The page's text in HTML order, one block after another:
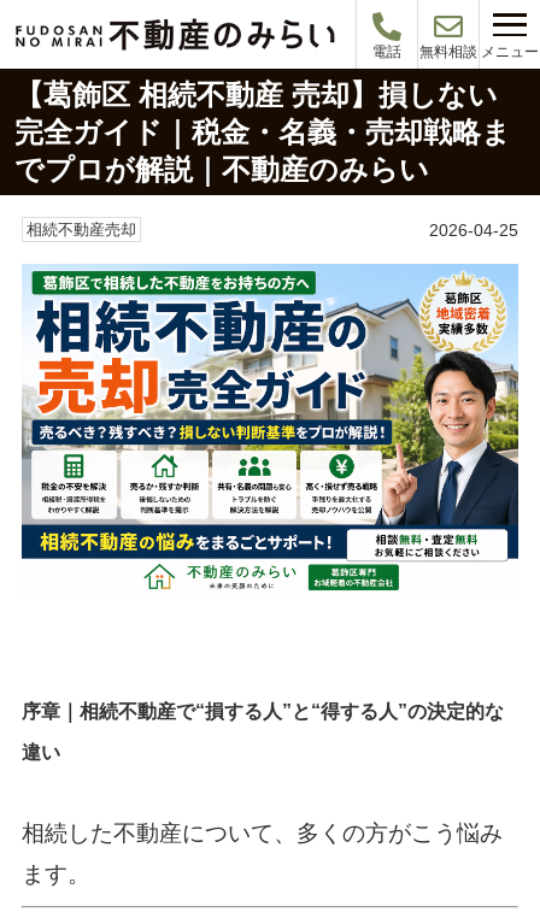
電話 無料相談 メニュー
【葛飾区 相続不動産 売却】損しない
完全ガイド｜税金・名義・売却戦略ま
でプロが解説｜不動産のみらい
相続不動産売却 2026-04-25
序章｜相続不動産で“損する人”と“得する人”の決定的な
違い
相続した不動産について、多くの方がこう悩み
ます。